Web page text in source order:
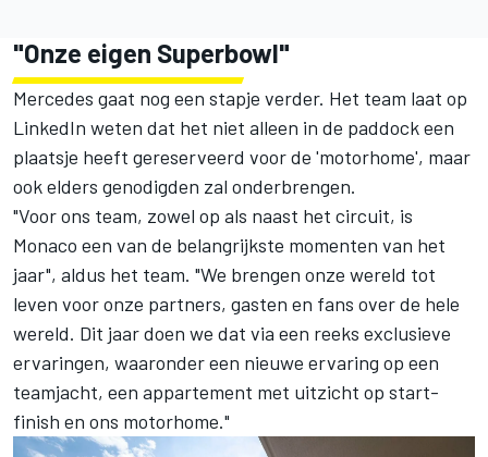
"Onze eigen Superbowl"
Mercedes gaat nog een stapje verder. Het team laat op
LinkedIn weten dat het niet alleen in de paddock een
plaatsje heeft gereserveerd voor de 'motorhome', maar
ook elders genodigden zal onderbrengen.
"Voor ons team, zowel op als naast het circuit, is
Monaco een van de belangrijkste momenten van het
jaar", aldus het team. "We brengen onze wereld tot
leven voor onze partners, gasten en fans over de hele
wereld. Dit jaar doen we dat via een reeks exclusieve
ervaringen, waaronder een nieuwe ervaring op een
teamjacht, een appartement met uitzicht op start-
finish en ons motorhome."